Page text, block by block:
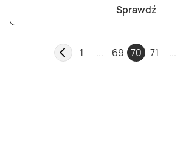
Sprawdź
1 ... 69 70 71 ...